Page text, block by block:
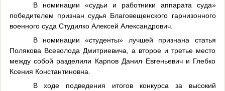
В номинации «судьи и работники аппарата суда»
победителем признан судья Благовещенского гарнизонного
военного суда Студилко Алексей Александрович.
В номинации «студенты» лучшей признана статья
Полякова Всеволода Дмитриевича, а второе и третье место
между собой разделили Карпов Данил Евгеньевич и Глебко
Ксения Константиновна.
В ходе подведения итогов конкурса за высокий